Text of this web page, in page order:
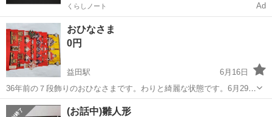
くらしノート Ad
おひなさま
0円
益田駅
6月16日
36年前の７段飾りのおひなさまです。わりと綺麗な状態です。6月29日
に来てくる方を優先します。 よろしくおねがいします。
島根 益田市 益田駅 年中行事用品
(お話中)雛人形